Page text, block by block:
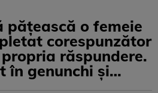
păţească o femeie
corespunzător
răspundere.
în genunchi şi…